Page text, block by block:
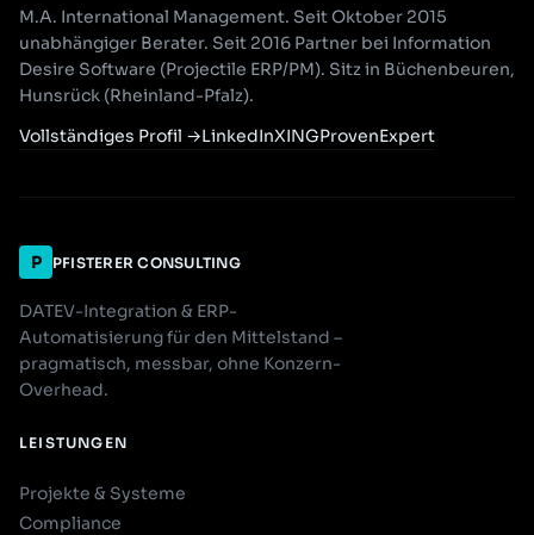
M.A. International Management. Seit Oktober 2015
unabhängiger Berater. Seit 2016 Partner bei Information
Desire Software (Projectile ERP/PM). Sitz in Büchenbeuren,
Hunsrück (Rheinland-Pfalz).
Vollständiges Profil →LinkedInXINGProvenExpert
P PFISTERER CONSULTING
DATEV-Integration & ERP-
Automatisierung für den Mittelstand –
pragmatisch, messbar, ohne Konzern-
Overhead.
LEISTUNGEN
Projekte & Systeme
Compliance